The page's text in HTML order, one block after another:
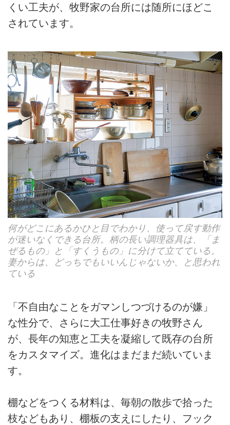
くい工夫が、牧野家の台所には随所にほどこ
されています。
何がどこにあるかひと目でわかり、使って戻す動作
が迷いなくできる台所。柄の長い調理器具は、「ま
ぜるもの」と「すくうもの」に分けて立てている。
妻からは、どっちでもいいんじゃないか、と思われ
ている
「不自由なことをガマンしつづけるのが嫌」
な性分で、さらに大工仕事好きの牧野さん
が、長年の知恵と工夫を凝縮して既存の台所
をカスタマイズ。進化はまだまだ続いていま
す。
棚などをつくる材料は、毎朝の散歩で拾った
枝などもあり、棚板の支えにしたり、フック